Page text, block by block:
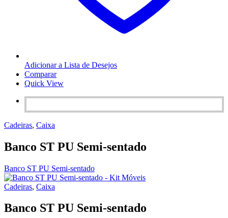
Adicionar a Lista de Desejos
Comparar
Quick View
Cadeiras, Caixa
Banco ST PU Semi-sentado
Banco ST PU Semi-sentado
Cadeiras, Caixa
Banco ST PU Semi-sentado